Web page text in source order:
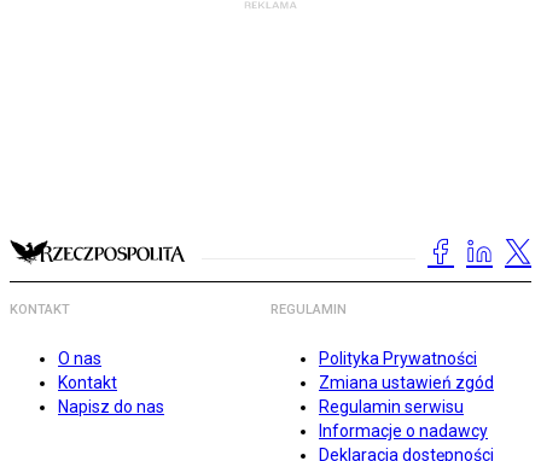
KONTAKT
O nas
Kontakt
Napisz do nas
REGULAMIN
Polityka Prywatności
Zmiana ustawień zgód
Regulamin serwisu
Informacje o nadawcy
Deklaracja dostępności